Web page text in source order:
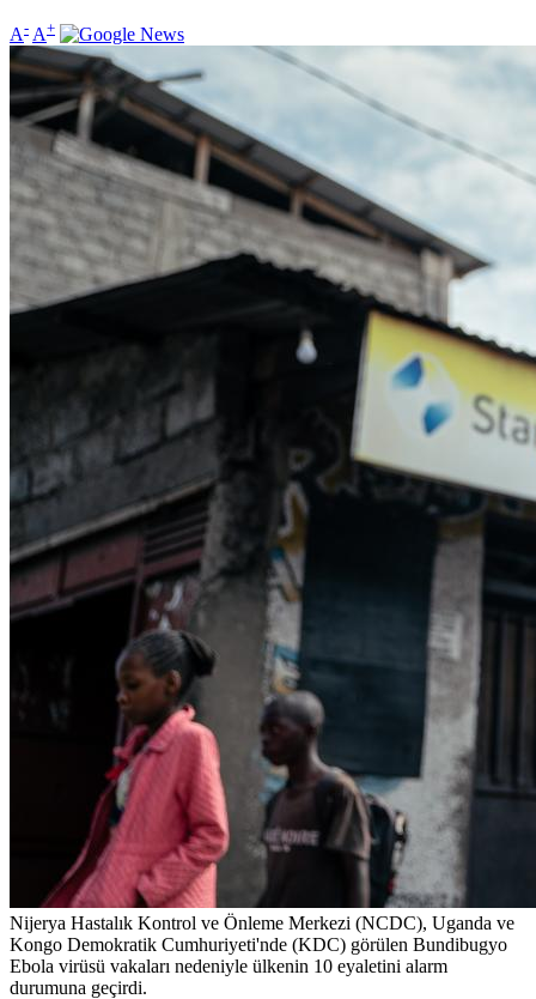
A- A+
Nijerya Hastalık Kontrol ve Önleme Merkezi (NCDC), Uganda ve
Kongo Demokratik Cumhuriyeti'nde (KDC) görülen Bundibugyo
Ebola virüsü vakaları nedeniyle ülkenin 10 eyaletini alarm
durumuna geçirdi.